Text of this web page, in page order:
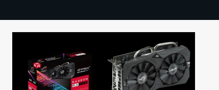
TECHBBS
HINTA.FI
KAUPPA